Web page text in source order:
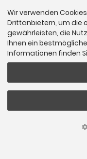
Wir verwenden
Drittanbietern, um die
gewährleisten, die
Ihnen ein
Informationen finden